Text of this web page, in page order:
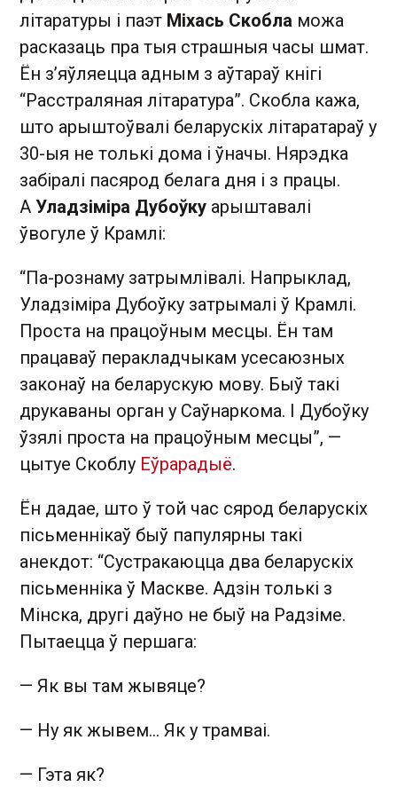
літаратуры і паэт Міхась Скобла можа
расказаць пра тыя страшныя часы шмат.
Ён з’яўляецца адным з аўтараў кнігі
“Расстраляная літаратура”. Скобла кажа,
што арыштоўвалі беларускіх літаратараў у
30-ыя не толькі дома і ўначы. Нярэдка
забіралі пасярод белага дня і з працы.
А Уладзіміра Дубоўку арыштавалі
ўвогуле ў Крамлі:
“Па-рознаму затрымлівалі. Напрыклад,
Уладзіміра Дубоўку затрымалі ў Крамлі.
Проста на працоўным месцы. Ён там
працаваў перакладчыкам усесаюзных
законаў на беларускую мову. Быў такі
друкаваны орган у Саўнаркома. І Дубоўку
ўзялі проста на працоўным месцы”, —
цытуе Скоблу Еўрарадыё.
Ён дадае, што ў той час сярод беларускіх
пісьменнікаў быў папулярны такі
анекдот: “Сустракаюцца два беларускіх
пісьменніка ў Маскве. Адзін толькі з
Мінска, другі даўно не быў на Радзіме.
Пытаецца ў першага:
— Як вы там жывяце?
— Ну як жывем… Як у трамваі.
— Гэта як?